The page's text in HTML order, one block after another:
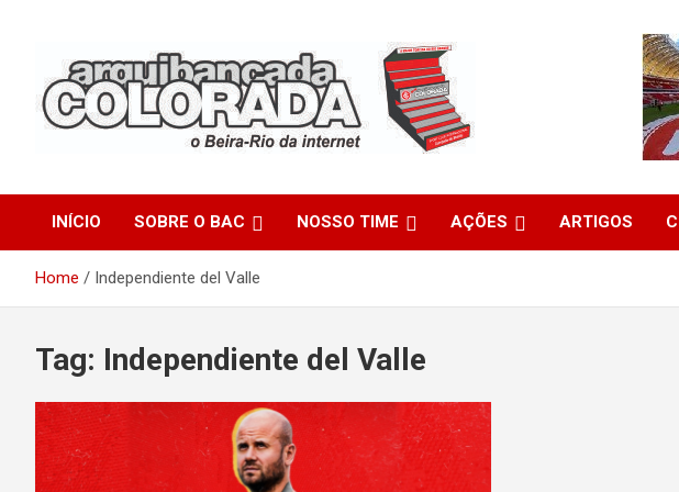
Arquibancada Colorada
INÍCIO SOBRE O BAC NOSSO TIME AÇÕES ARTIGOS
Home Independiente del Valle
Tag: Independiente del Valle